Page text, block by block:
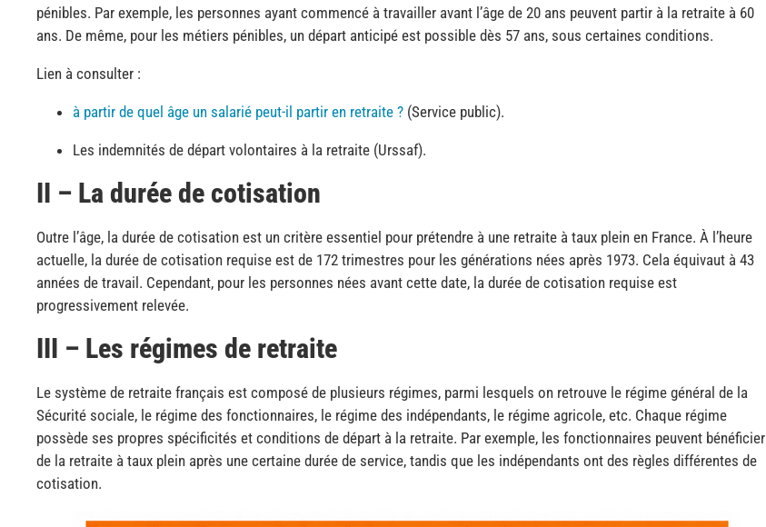
pénibles. Par exemple, les personnes ayant commencé à travailler avant l’âge de 20 ans peuvent partir à la retraite à 60
ans. De même, pour les métiers pénibles, un départ anticipé est possible dès 57 ans, sous certaines conditions.
Lien à consulter :
à partir de quel âge un salarié peut-il partir en retraite ? (Service public).
Les indemnités de départ volontaires à la retraite (Urssaf).
II – La durée de cotisation
Outre l’âge, la durée de cotisation est un critère essentiel pour prétendre à une retraite à taux plein en France. À l’heure
actuelle, la durée de cotisation requise est de 172 trimestres pour les générations nées après 1973. Cela équivaut à 43
années de travail. Cependant, pour les personnes nées avant cette date, la durée de cotisation requise est
progressivement relevée.
III – Les régimes de retraite
Le système de retraite français est composé de plusieurs régimes, parmi lesquels on retrouve le régime général de la
Sécurité sociale, le régime des fonctionnaires, le régime des indépendants, le régime agricole, etc. Chaque régime
possède ses propres spécificités et conditions de départ à la retraite. Par exemple, les fonctionnaires peuvent bénéficier
de la retraite à taux plein après une certaine durée de service, tandis que les indépendants ont des règles différentes de
cotisation.